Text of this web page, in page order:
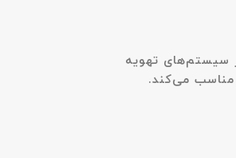
سیستم‌های تهویه
می‌کند.